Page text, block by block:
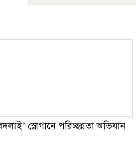
স্লোগানে পরিচ্ছন্নতা অভিযান